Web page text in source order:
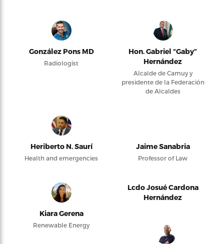
González Pons MD
Radiologist
Hon. Gabriel “Gaby”
Hernández
Alcalde de Camuy y
presidente de la Federación
de Alcaldes
Heriberto N. Saurí
Health and emergencies
Jaime Sanabria
Professor of Law
Kiara Gerena
Renewable Energy
Lcdo Josué Cardona
Hernández